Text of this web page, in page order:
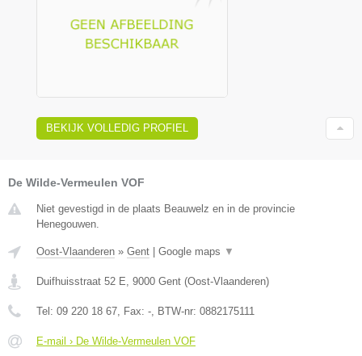
BEKIJK VOLLEDIG PROFIEL
De Wilde-Vermeulen VOF
Niet gevestigd in de plaats Beauwelz en in de provincie
Henegouwen.
Oost-Vlaanderen » Gent Google maps ▼
Duifhuisstraat 52 E, 9000 Gent (Oost-Vlaanderen)
Tel: 09 220 18 67, Fax: -, BTW-nr: 0882175111
E-mail › De Wilde-Vermeulen VOF